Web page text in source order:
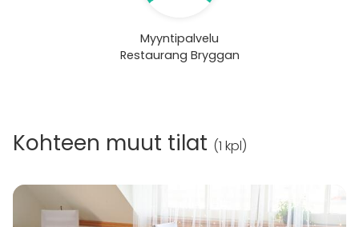
Myyntipalvelu
Restaurang Bryggan
Kohteen muut tilat (1 kpl)